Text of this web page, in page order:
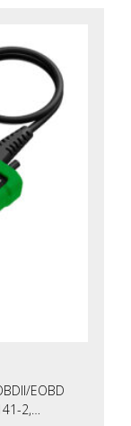
EOBD
2,…